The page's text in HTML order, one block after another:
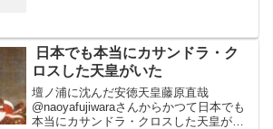
を集めたら弱い！
日本でも本当にカサンドラ・ク
ロスした天皇がいた
壇ノ浦に沈んだ安徳天皇藤原直哉
@naoyafujiwaraさんからかつて日本でも
本当にカサンドラ・クロスした天皇がい